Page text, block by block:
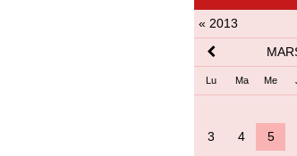
« 2013
Lu Ma Me
3
4 5